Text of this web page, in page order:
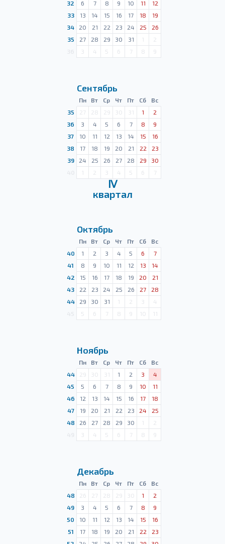
32
6 7 8 9 10 11
12
33
13 14 15 16 17 18
19
34
20 21 22 23 24 25
26
35
27 28 29 30 31 1
2
3 4 5 6 7 8 9
Сентябрь
Пн Вт Ср Чт Пт Сб
Вс
35
27 28 29 30 31 1
2
36
3 4 5 6 7 8
9
37
10 11 12 13 14 15
16
38
17 18 19 20 21 22
23
39
24 25 26 27 28 29
30
1 2 3 4 5 6 7
Ⅳ
квартал
Октябрь
Пн Вт Ср Чт Пт Сб
Вс
40
1 2 3 4 5 6
7
41
8 9 10 11 12 13
14
42
15 16 17 18 19 20
21
43
22 23 24 25 26 27
28
44
29 30 31 1 2 3
4
5 6 7 8 9 10 11
Ноябрь
Пн Вт Ср Чт Пт Сб
Вс
44
29 30 31 1 2 3
4
45
5 6 7 8 9 10
11
46
12 13 14 15 16 17
18
47
19 20 21 22 23 24
25
48
26 27 28 29 30 1
2
3 4 5 6 7 8 9
Декабрь
Пн Вт Ср Чт Пт Сб
Вс
48
26 27 28 29 30 1
2
49
3 4 5 6 7 8
9
50
10 11 12 13 14 15
16
51
17 18 19 20 21 22
23